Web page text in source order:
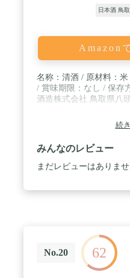
日本酒 鳥取
Amazon
名称：清酒 / 原材料：米
/ 賞味期限：なし / 保存
酒造株式会社 鳥取県八
続
みんなのレビュー
まだレビューはありま
No.20 62